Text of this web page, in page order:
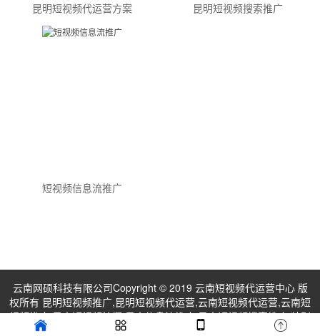
昆明短视频代运营方案 昆明短视频搜索推广
短视频信息流推广
云南网硕科技有限公司Copyright © 2019 云南短视频代运营中心 版
权所有 昆明短视频推广,昆明短视频代运营,云南短视频代运营,云南短
视频推广,云南短视频拍摄,云南信息流推广,云南短视频搜索推广 特别
声明：素材部分来源于网络，如果对您造成侵权，请及时联系我们予